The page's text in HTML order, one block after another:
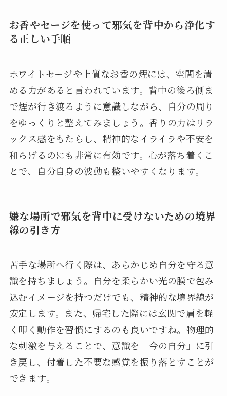
お香やセージを使って邪気を背中から浄化す
る正しい手順
ホワイトセージや上質なお香の煙には、空間を清
める力があると言われています。背中の後ろ側ま
で煙が行き渡るように意識しながら、自分の周り
をゆっくりと整えてみましょう。香りの力はリラ
ックス感をもたらし、精神的なイライラや不安を
和らげるのにも非常に有効です。心が落ち着くこ
とで、自分自身の波動も整いやすくなります。
嫌な場所で邪気を背中に受けないための境界
線の引き方
苦手な場所へ行く際は、あらかじめ自分を守る意
識を持ちましょう。自分を柔らかい光の膜で包み
込むイメージを持つだけでも、精神的な境界線が
安定します。また、帰宅した際には玄関で肩を軽
く叩く動作を習慣にするのも良いですね。物理的
な刺激を与えることで、意識を「今の自分」に引
き戻し、付着した不要な感覚を振り落とすことが
できます。